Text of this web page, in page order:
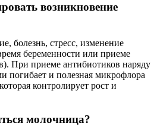
возникновение
болезнь, стресс, изменение
беременности или приеме
При приеме антибиотиков наряду
погибает и полезная микрофлора
контролирует рост и
молочница?